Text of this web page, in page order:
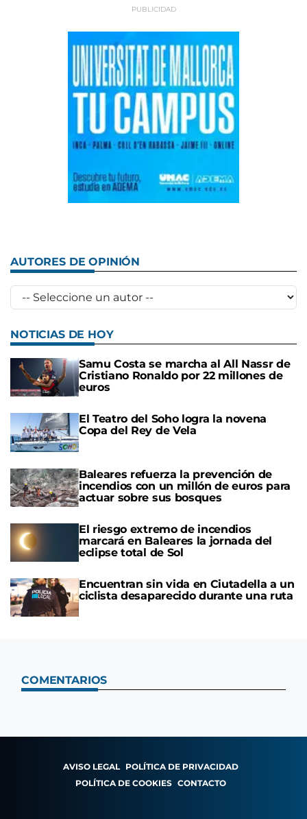
AUTORES DE OPINIÓN
NOTICIAS DE HOY
Samu Costa se marcha al All Nassr de
Cristiano Ronaldo por 22 millones de
euros
El Teatro del Soho logra la novena
Copa del Rey de Vela
Baleares refuerza la prevención de
incendios con un millón de euros para
actuar sobre sus bosques
El riesgo extremo de incendios
marcará en Baleares la jornada del
eclipse total de Sol
Encuentran sin vida en Ciutadella a un
ciclista desaparecido durante una ruta
COMENTARIOS
AVISO LEGAL POLÍTICA DE PRIVACIDAD
POLÍTICA DE COOKIES CONTACTO